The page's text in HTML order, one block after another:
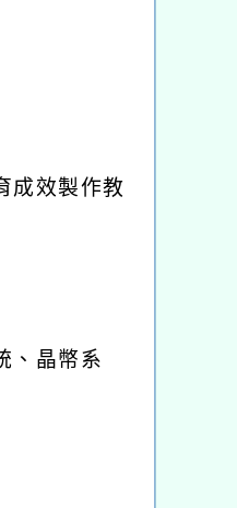
成效製作教
、晶幣系